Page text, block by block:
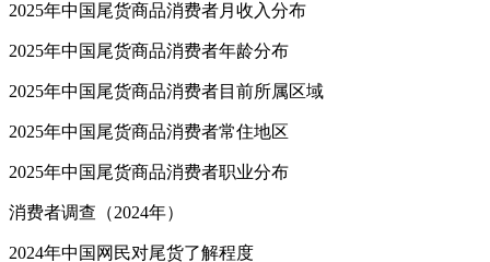
2025年中国尾货商品消费者月收入分布
2025年中国尾货商品消费者年龄分布
2025年中国尾货商品消费者目前所属区域
2025年中国尾货商品消费者常住地区
2025年中国尾货商品消费者职业分布
消费者调查（2024年）
2024年中国网民对尾货了解程度